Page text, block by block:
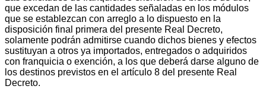
que excedan de las cantidades señaladas en los módulos
que se establezcan con arreglo a lo dispuesto en la
disposición final primera del presente Real Decreto,
solamente podrán admitirse cuando dichos bienes y efectos
sustituyan a otros ya importados, entregados o adquiridos
con franquicia o exención, a los que deberá darse alguno de
los destinos previstos en el artículo 8 del presente Real
Decreto.